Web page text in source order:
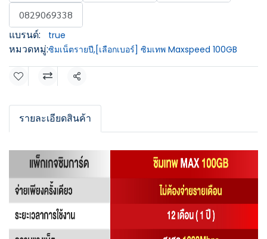
0829069338
แบรนด์: true
หมวดหมู่:ซิมเน็ตรายปี,[เลือกเบอร์] ซิมเทพ Maxspeed 100GB
แชร์
รายละเอียดสินค้า